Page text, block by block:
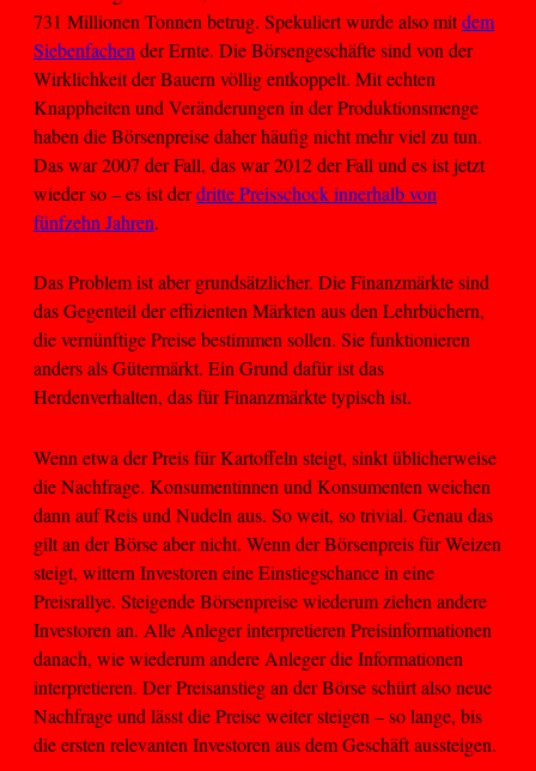
731 Millionen Tonnen betrug. Spekuliert wurde also mitdem
Siebenfachen der Ernte. Die Börsengeschäfte sind von der
Wirklichkeit der Bauern völlig entkoppelt. Mit echten
Knappheiten und Veränderungen in der Produktionsmenge
haben die Börsenpreise daher häufig nicht mehr viel zu tun.
Das war 2007 der Fall, das war 2012 der Fall und es ist jetzt
wieder so – es ist derdritte Preisschock innerhalb von
fünfzehn Jahren.
Das Problem ist aber grundsätzlicher. Die Finanzmärkte sind
das Gegenteil der effizienten Märkten aus den Lehrbüchern,
die vernünftige Preise bestimmen sollen. Sie funktionieren
anders als Gütermärkt. Ein Grund dafür ist das
Herdenverhalten, das für Finanzmärkte typisch ist.
Wenn etwa der Preis für Kartoffeln steigt, sinkt üblicherweise
die Nachfrage. Konsumentinnen und Konsumenten weichen
dann auf Reis und Nudeln aus. So weit, so trivial. Genau das
gilt an der Börse aber nicht. Wenn der Börsenpreis für Weizen
steigt, wittern Investoren eine Einstiegschance in eine
Preisrallye. Steigende Börsenpreise wiederum ziehen andere
Investoren an. Alle Anleger interpretieren Preisinformationen
danach, wie wiederum andere Anleger die Informationen
interpretieren. Der Preisanstieg an der Börse schürt also neue
Nachfrage und lässt die Preise weiter steigen – so lange, bis
die ersten relevanten Investoren aus dem Geschäft aussteigen.